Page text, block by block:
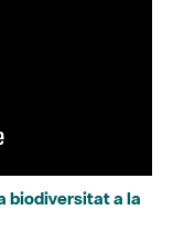
biodiversitat a la